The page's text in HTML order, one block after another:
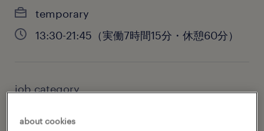
temporary
13:30-21:45（実働7時間15分・休憩60分）
job category
about cookies